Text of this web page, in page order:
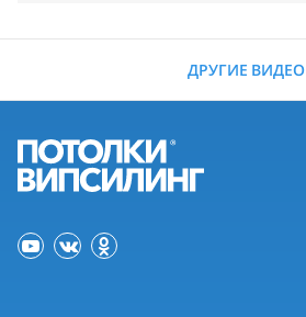
ДРУГИЕ ВИДЕО